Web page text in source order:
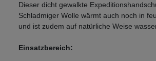
Dieser dicht gewalkte
Schladmiger Wolle wärmt auch noch in
und ist zudem auf natürliche Weise
Einsatzbereich: